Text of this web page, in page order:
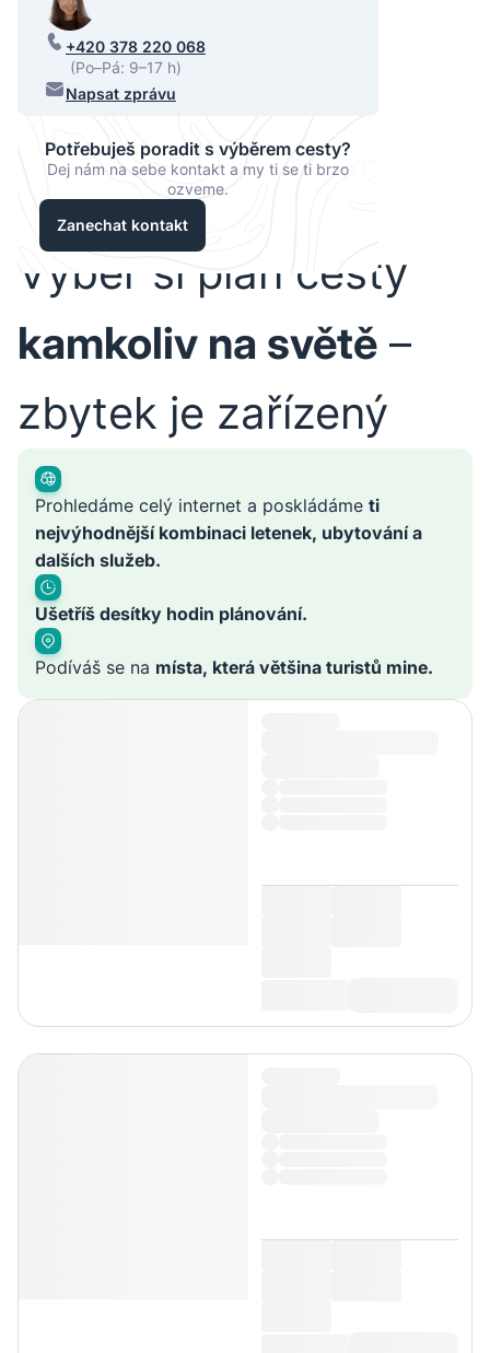
+420 378 220 068
(Po–Pá: 9–17 h)
Napsat zprávu
Potřebuješ poradit s výběrem cesty?
Dej nám na sebe kontakt a my ti se ti brzo
ozveme.
Zanechat kontakt
Vyber si plán cesty
kamkoliv na světě –
zbytek je zařízený
Prohledáme celý internet a poskládáme ti
nejvýhodnější kombinaci letenek, ubytování a
dalších služeb.
Ušetříš desítky hodin plánování.
Podíváš se na místa, která většina turistů mine.